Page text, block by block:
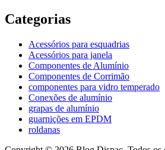
Categorias
Acessórios para esquadrias
Acessórios para janela
Componentes de Alumínio
Componentes de Corrimão
componentes para vidro temperado
Conexões de alumínio
grapas de alumínio
guarnições em EPDM
roldanas